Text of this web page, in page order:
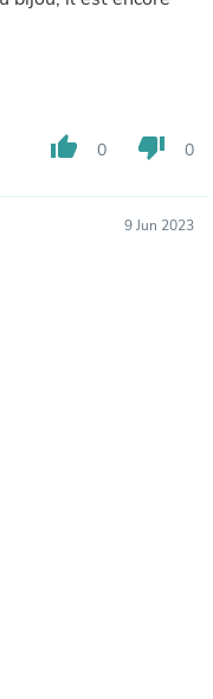
thumb_up 0 thumb_down 0
9 Jun 2023